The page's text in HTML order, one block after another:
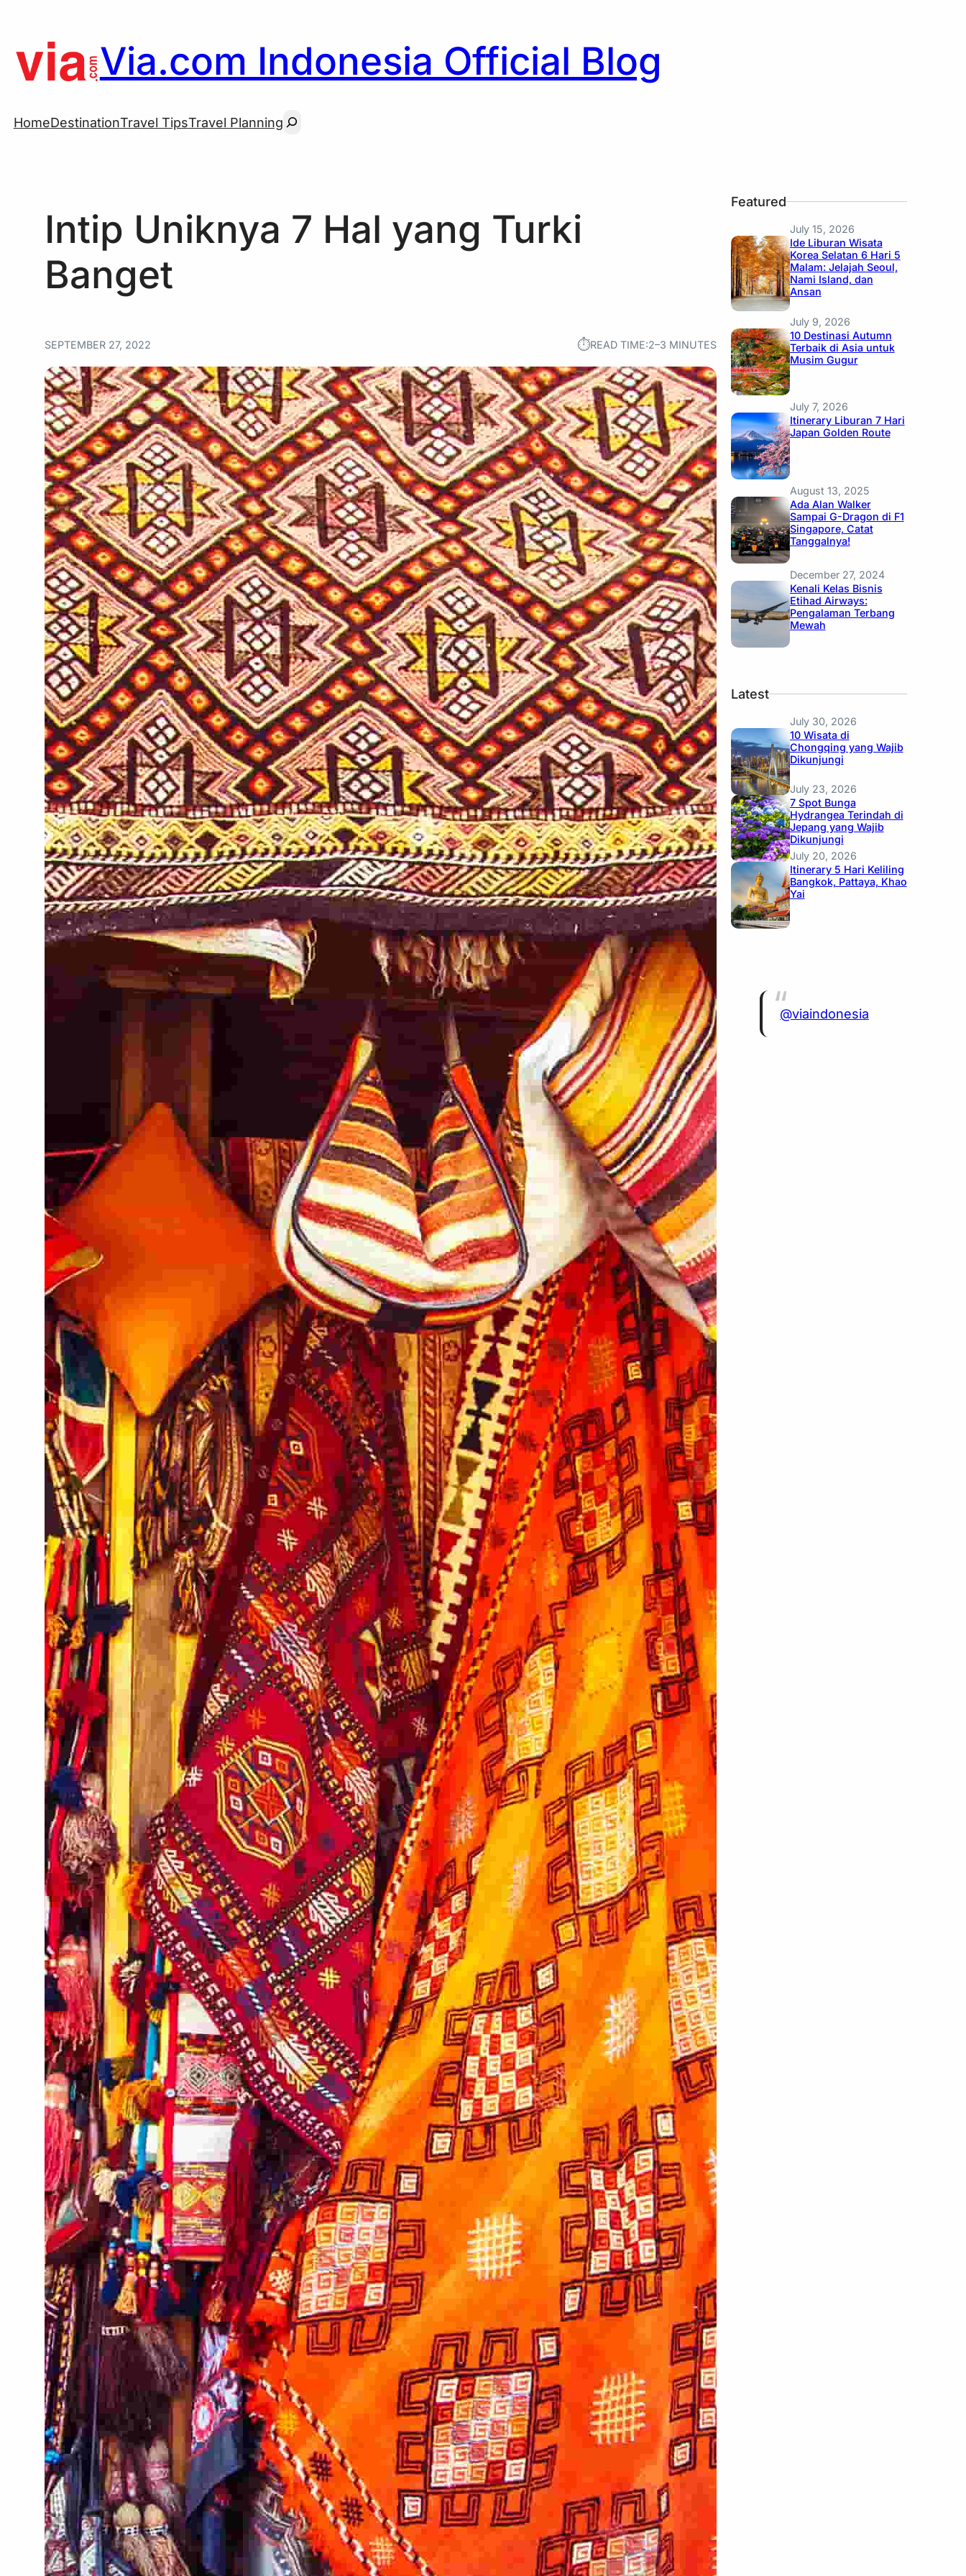
content
Via.com Indonesia Official Blog
HomeDestinationTravel TipsTravel PlanningSearch
Intip Uniknya 7 Hal yang Turki
Banget
SEPTEMBER 27, 2022 ⏱︎READ TIME:2–3 MINUTES
Featured
July 15, 2026
Ide Liburan Wisata
Korea Selatan 6 Hari 5
Malam: Jelajah Seoul,
Nami Island, dan
Ansan
July 9, 2026
10 Destinasi Autumn
Terbaik di Asia untuk
Musim Gugur
July 7, 2026
Itinerary Liburan 7 Hari
Japan Golden Route
August 13, 2025
Ada Alan Walker
Sampai G-Dragon di F1
Singapore, Catat
Tanggalnya!
December 27, 2024
Kenali Kelas Bisnis
Etihad Airways:
Pengalaman Terbang
Mewah
Latest
July 30, 2026
10 Wisata di
Chongqing yang Wajib
Dikunjungi
July 23, 2026
7 Spot Bunga
Hydrangea Terindah di
Jepang yang Wajib
Dikunjungi
July 20, 2026
Itinerary 5 Hari Keliling
Bangkok, Pattaya, Khao
Yai
@viaindonesia